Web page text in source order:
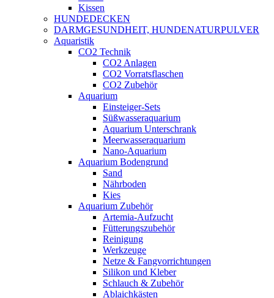
Kissen
HUNDEDECKEN
DARMGESUNDHEIT, HUNDENATURPULVER
Aquaristik
CO2 Technik
CO2 Anlagen
CO2 Vorratsflaschen
CO2 Zubehör
Aquarium
Einsteiger-Sets
Süßwasseraquarium
Aquarium Unterschrank
Meerwasseraquarium
Nano-Aquarium
Aquarium Bodengrund
Sand
Nährboden
Kies
Aquarium Zubehör
Artemia-Aufzucht
Fütterungszubehör
Reinigung
Werkzeuge
Netze & Fangvorrichtungen
Silikon und Kleber
Schlauch & Zubehör
Ablaichkästen